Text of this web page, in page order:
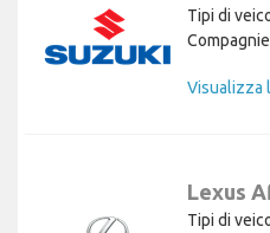
Tipi di
Visualizza
Lexus
Tipi di